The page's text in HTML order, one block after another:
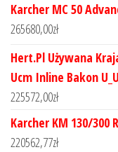
Karcher MC 50
265680,00zł
Hert.Pl Używana
Ucm Inline Bakon
225572,00zł
Karcher KM 130/300
220562,77zł